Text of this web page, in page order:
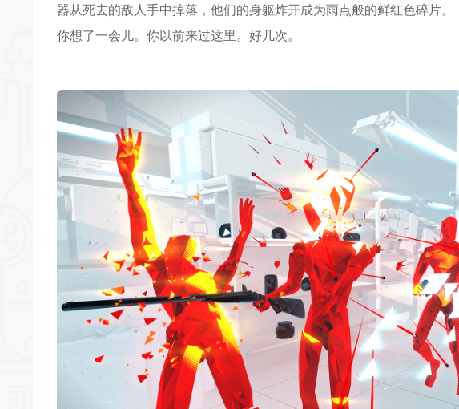
器从死去的敌人手中掉落，他们的身躯炸开成为雨点般的鲜红色碎片。
你想了一会儿。你以前来过这里。好几次。